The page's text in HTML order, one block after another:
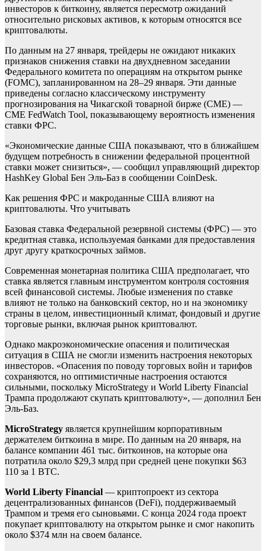
инвесторов к биткоину, является пересмотр ожиданий
относительно рисковых активов, к которым относятся все
криптовалюты.
По данным на 27 января, трейдеры не ожидают никаких
признаков снижения ставки на двухдневном заседании
Федерального комитета по операциям на открытом рынке
(FOMC), запланированном на 28–29 января. Эти данные
приведены согласно классическому инструменту
прогнозирования на Чикагской товарной бирже (СМЕ) —
CME FedWatch Tool, показывающему вероятность изменения
ставки ФРС.
«Экономические данные США показывают, что в ближайшем
будущем потребность в снижении федеральной процентной
ставки может снизиться», — сообщил управляющий директор
HashKey Global Бен Эль-Баз в сообщении CoinDesk.
Как решения ФРС и макроданные США влияют на
криптовалюты. Что учитывать
Базовая ставка Федеральной резервной системы (ФРС) — это
кредитная ставка, используемая банками для предоставления
друг другу краткосрочных займов.
Современная монетарная политика США предполагает, что
ставка является главным инструментом контроля состояния
всей финансовой системы. Любые изменения по ставке
влияют не только на банковский сектор, но и на экономику
страны в целом, инвестиционный климат, фондовый и другие
торговые рынки, включая рынок криптовалют.
Однако макроэкономические опасения и политическая
ситуация в США не смогли изменить настроения некоторых
инвесторов. «Опасения по поводу торговых войн и тарифов
сохраняются, но оптимистичные настроения остаются
сильными, поскольку MicroStrategy и World Liberty Financial
Трампа продолжают скупать криптовалюту», — дополнил Бен
Эль-Баз.
MicroStrategy является крупнейшим корпоративным
держателем биткоина в мире. По данным на 20 января, на
балансе компании 461 тыс. биткоинов, на которые она
потратила около $29,3 млрд при средней цене покупки $63
110 за 1 BTC.
World Liberty Financial — криптопроект из сектора
децентрализованных финансов (DeFi), поддерживаемый
Трампом и тремя его сыновьями. С конца 2024 года проект
покупает криптовалюту на открытом рынке и смог накопить
около $374 млн на своем балансе.